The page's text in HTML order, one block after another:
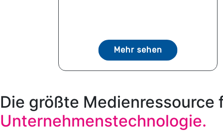
Mehr sehen
Die größte Medienressource
Unternehmenstechnologie.